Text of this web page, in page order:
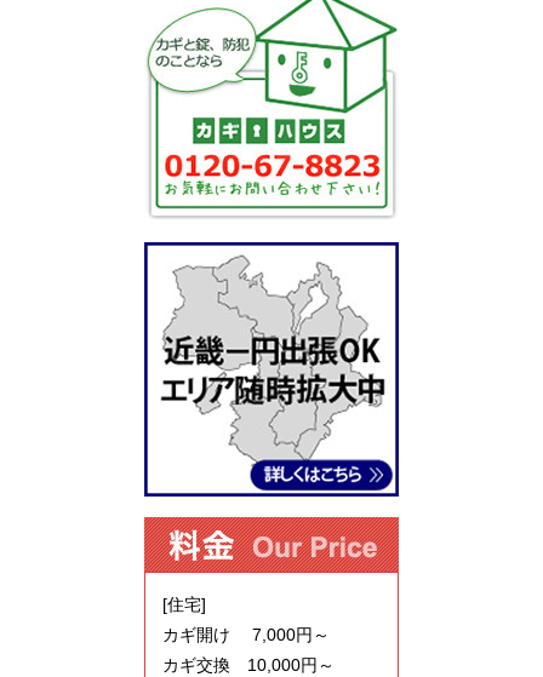
[住宅]
カギ開け 7,000円～
カギ交換 10,000円～